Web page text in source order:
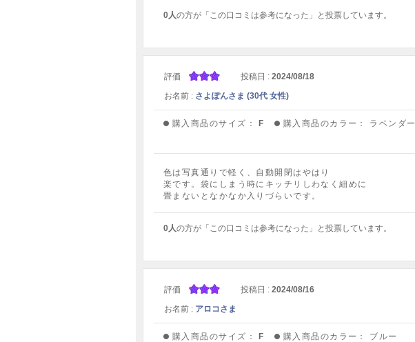
0人の方が「この口コミは参考になった」と投票しています。
評価 投稿日 : 2024/08/18
お名前 : さよぽんさま (30代 女性)
購入商品のサイズ： F 購入商品のカラー： ラベンダー
色は写真通りで軽く、自動開閉はやはり
楽です。袋にしまう時にキッチリしわなく細めに
畳まないとなかなか入りづらいです。
0人の方が「この口コミは参考になった」と投票しています。
評価 投稿日 : 2024/08/16
お名前 : アロコさま
購入商品のサイズ： F 購入商品のカラー： ブルー